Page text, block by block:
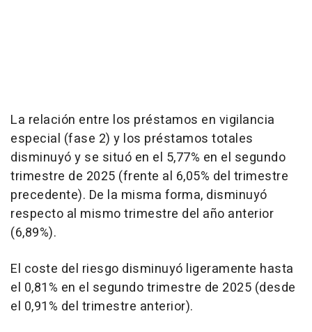
La relación entre los préstamos en vigilancia
especial (fase 2) y los préstamos totales
disminuyó y se situó en el 5,77% en el segundo
trimestre de 2025 (frente al 6,05% del trimestre
precedente). De la misma forma, disminuyó
respecto al mismo trimestre del año anterior
(6,89%).
El coste del riesgo disminuyó ligeramente hasta
el 0,81% en el segundo trimestre de 2025 (desde
el 0,91% del trimestre anterior).